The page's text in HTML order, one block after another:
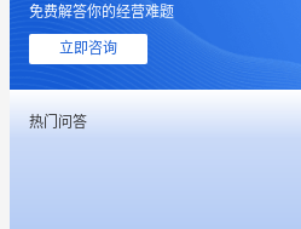
免费解答你的经营难题
立即咨询
热门问答
这个营销策划案例推荐大